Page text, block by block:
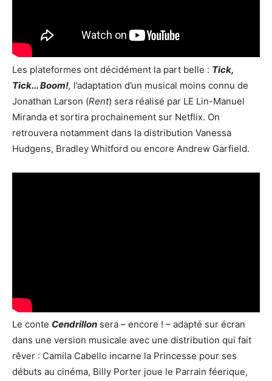
Les plateformes ont décidément la part belle : Tick,
Tick... Boom!, l’adaptation d’un musical moins connu de
Jonathan Larson (Rent) sera réalisé par LE Lin-Manuel
Miranda et sortira prochainement sur Netflix. On
retrouvera notamment dans la distribution Vanessa
Hudgens, Bradley Whitford ou encore Andrew Garfield.
Le conte Cendrillon sera – encore ! – adapté sur écran
dans une version musicale avec une distribution qui fait
rêver : Camila Cabello incarne la Princesse pour ses
débuts au cinéma, Billy Porter joue le Parrain féerique,